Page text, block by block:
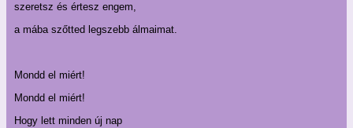
szeretsz és értesz engem,
a mába szőtted legszebb álmaimat.
Mondd el miért!
Mondd el miért!
Hogy lett minden új nap